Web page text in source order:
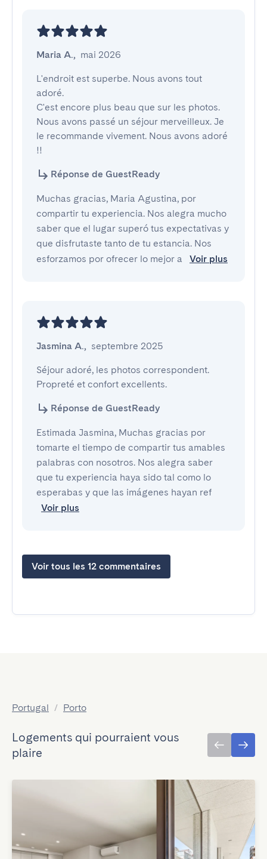
Maria A., mai 2026
L'endroit est superbe. Nous avons tout
adoré.
C'est encore plus beau que sur les photos.
Nous avons passé un séjour merveilleux. Je
le recommande vivement. Nous avons adoré
!!
Réponse de GuestReady
Muchas gracias, Maria Agustina, por
compartir tu experiencia. Nos alegra mucho
saber que el lugar superó tus expectativas y
que disfrutaste tanto de tu estancia. Nos
esforzamos por ofrecer lo mejor a
Voir plus
Jasmina A., septembre 2025
Séjour adoré, les photos correspondent.
Propreté et confort excellents.
Réponse de GuestReady
Estimada Jasmina, Muchas gracias por
tomarte el tiempo de compartir tus amables
palabras con nosotros. Nos alegra saber
que tu experiencia haya sido tal como lo
esperabas y que las imágenes hayan ref
Voir plus
Voir tous les 12 commentaires
Portugal / Porto
Logements qui pourraient vous
plaire